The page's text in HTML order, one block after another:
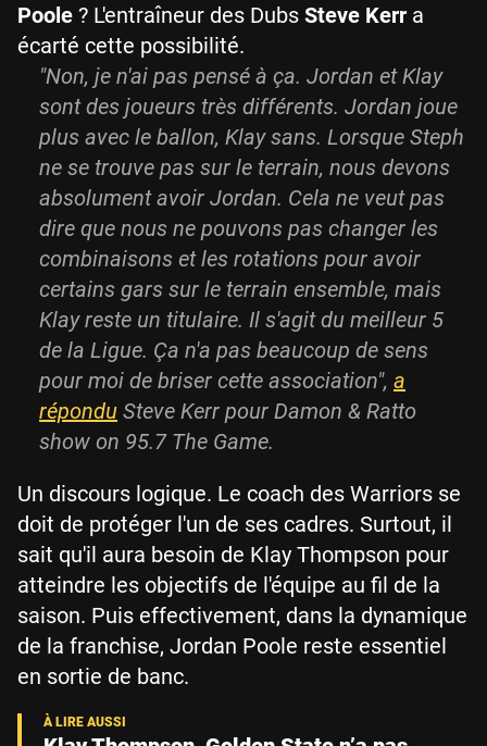
Poole ? L'entraîneur des Dubs Steve Kerr a
écarté cette possibilité.
"Non, je n'ai pas pensé à ça. Jordan et Klay
sont des joueurs très différents. Jordan joue
plus avec le ballon, Klay sans. Lorsque Steph
ne se trouve pas sur le terrain, nous devons
absolument avoir Jordan. Cela ne veut pas
dire que nous ne pouvons pas changer les
combinaisons et les rotations pour avoir
certains gars sur le terrain ensemble, mais
Klay reste un titulaire. Il s'agit du meilleur 5
de la Ligue. Ça n'a pas beaucoup de sens
pour moi de briser cette association", a
répondu Steve Kerr pour Damon & Ratto
show on 95.7 The Game.
Un discours logique. Le coach des Warriors se
doit de protéger l'un de ses cadres. Surtout, il
sait qu'il aura besoin de Klay Thompson pour
atteindre les objectifs de l'équipe au fil de la
saison. Puis effectivement, dans la dynamique
de la franchise, Jordan Poole reste essentiel
en sortie de banc.